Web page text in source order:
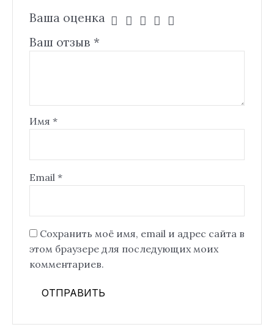
Ваша оценка
Ваш отзыв *
Имя *
Email *
Сохранить моё имя, email и адрес сайта в
этом браузере для последующих моих
комментариев.